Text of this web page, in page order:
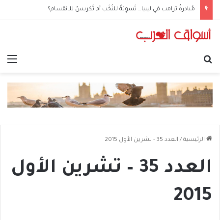
مُبادرةُ ترامب في ليبيا… تَسوِيَةٌ للنُخَب أم تَكريسٌ للانقسام؟
الرئيسية / العدد 35 - تشرين الأول 2015
العدد 35 – تشرين الأول
2015